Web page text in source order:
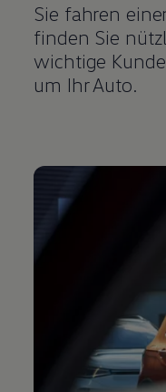
Sie fahren
finden Sie
wichtige
um Ihr Auto.